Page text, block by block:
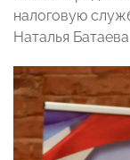
налоговую
Наталья Батаева.